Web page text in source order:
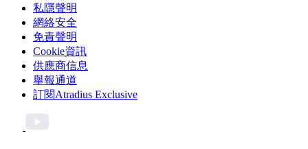
私隱聲明
網絡安全
免責聲明
Cookie資訊
供應商信息
舉報通道
訂閱Atradius Exclusive